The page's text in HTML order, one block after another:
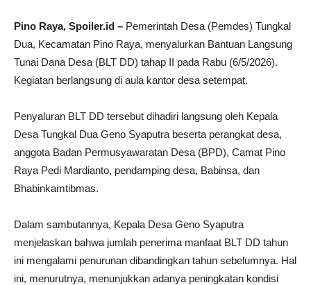
Pino Raya, Spoiler.id – Pemerintah Desa (Pemdes) Tungkal
Dua, Kecamatan Pino Raya, menyalurkan Bantuan Langsung
Tunai Dana Desa (BLT DD) tahap II pada Rabu (6/5/2026).
Kegiatan berlangsung di aula kantor desa setempat.
Penyaluran BLT DD tersebut dihadiri langsung oleh Kepala
Desa Tungkal Dua Geno Syaputra beserta perangkat desa,
anggota Badan Permusyawaratan Desa (BPD), Camat Pino
Raya Pedi Mardianto, pendamping desa, Babinsa, dan
Bhabinkamtibmas.
Dalam sambutannya, Kepala Desa Geno Syaputra
menjelaskan bahwa jumlah penerima manfaat BLT DD tahun
ini mengalami penurunan dibandingkan tahun sebelumnya. Hal
ini, menurutnya, menunjukkan adanya peningkatan kondisi